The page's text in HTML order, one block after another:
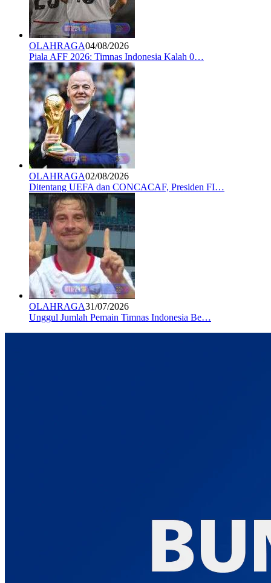
OLAHRAGA04/08/2026
Piala AFF 2026: Timnas Indonesia Kalah 0…
OLAHRAGA02/08/2026
Ditentang UEFA dan CONCACAF, Presiden FI…
OLAHRAGA31/07/2026
Unggul Jumlah Pemain Timnas Indonesia Be…